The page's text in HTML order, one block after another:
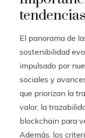
El panorama de
sostenibilidad
impulsado por
sociales y
que priorizan la
valor, la
blockchain para
Además, los